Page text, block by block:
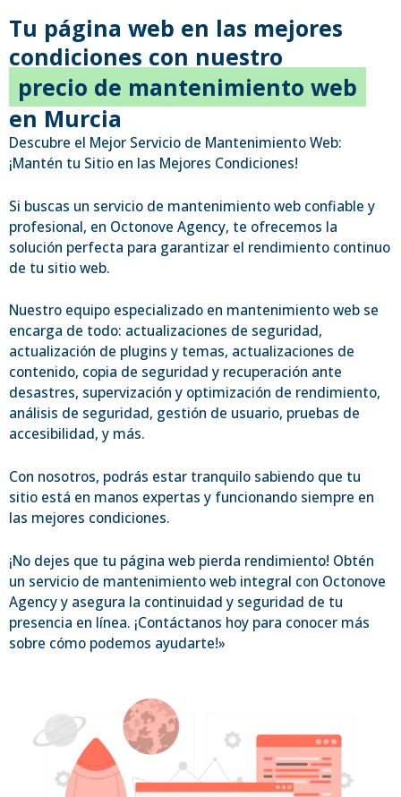
Tu página web en las mejores
condiciones con nuestro
precio de mantenimiento web
en Murcia
Descubre el Mejor Servicio de Mantenimiento Web:
¡Mantén tu Sitio en las Mejores Condiciones!
Si buscas un servicio de mantenimiento web confiable y
profesional, en Octonove Agency, te ofrecemos la
solución perfecta para garantizar el rendimiento continuo
de tu sitio web.
Nuestro equipo especializado en mantenimiento web se
encarga de todo: actualizaciones de seguridad,
actualización de plugins y temas, actualizaciones de
contenido, copia de seguridad y recuperación ante
desastres, supervización y optimización de rendimiento,
análisis de seguridad, gestión de usuario, pruebas de
accesibilidad, y más.
Con nosotros, podrás estar tranquilo sabiendo que tu
sitio está en manos expertas y funcionando siempre en
las mejores condiciones.
¡No dejes que tu página web pierda rendimiento! Obtén
un servicio de mantenimiento web integral con Octonove
Agency y asegura la continuidad y seguridad de tu
presencia en línea. ¡Contáctanos hoy para conocer más
sobre cómo podemos ayudarte!»